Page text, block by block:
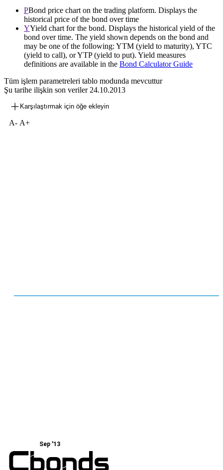
PBond price chart on the trading platform. Displays the
historical price of the bond over time
YYield chart for the bond. Displays the historical yield of the
bond over time. The yield shown depends on the bond and
may be one of the following: YTM (yield to maturity), YTC
(yield to call), or YTP (yield to put). Yield measures
definitions are available in the Bond Calculator Guide
Tüm işlem parametreleri tablo modunda mevcuttur
Şu tarihe ilişkin son veriler 24.10.2013
Karşılaştırmak için öğe ekleyin